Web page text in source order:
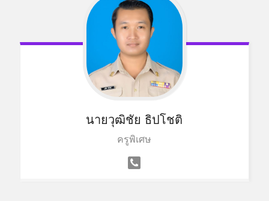
นายวุฒิชัย ธิปโชติ
ครูพิเศษ